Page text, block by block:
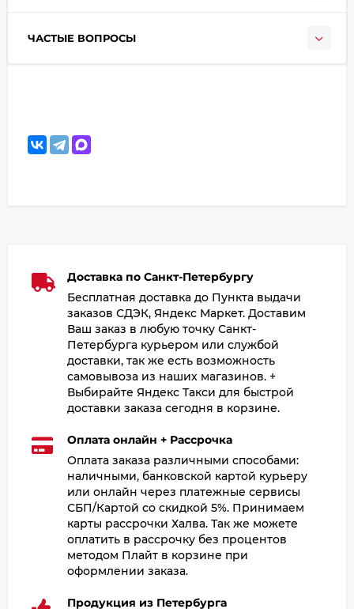
ЧАСТЫЕ ВОПРОСЫ
раз в 2 недели
Доставка по Санкт-Петербургу
Бесплатная доставка до Пункта выдачи
заказов СДЭК, Яндекс Маркет. Доставим
Ваш заказ в любую точку Санкт-
Петербурга курьером или службой
доставки, так же есть возможность
самовывоза из наших магазинов. +
Выбирайте Яндекс Такси для быстрой
доставки заказа сегодня в корзине.
Оплата онлайн + Рассрочка
Оплата заказа различными способами:
наличными, банковской картой курьеру
или онлайн через платежные сервисы
СБП/Картой со скидкой 5%. Принимаем
карты рассрочки Халва. Так же можете
оплатить в рассрочку без процентов
методом Плайт в корзине при
оформлении заказа.
Продукция из Петербурга